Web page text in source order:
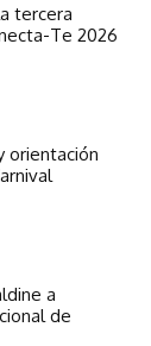
tercera
Te 2026
orientación
a
de